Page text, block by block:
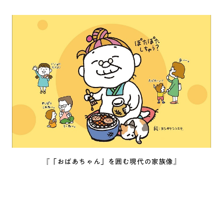
『「おばあちゃん」を囲む現代の家族像』